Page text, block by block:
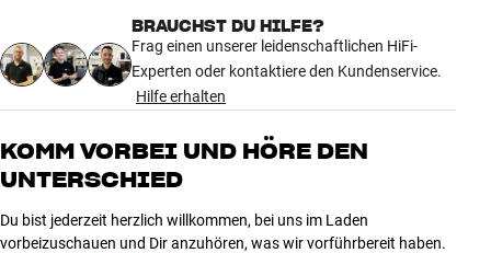
PRODUKTDATEN
Noise-Dissipation System
Dielectric-Bias System
Ja
Farbe
Blau
Modell / Variante
2 meter
BRAUCHST DU HILFE?
Frag einen unserer leidenschaftlichen HiFi-
Experten oder kontaktiere den Kundenservice.
Hilfe erhalten
KOMM VORBEI UND HÖRE DEN
UNTERSCHIED
Du bist jederzeit herzlich willkommen, bei uns im Laden
vorbeizuschauen und Dir anzuhören, was wir vorführbereit haben.